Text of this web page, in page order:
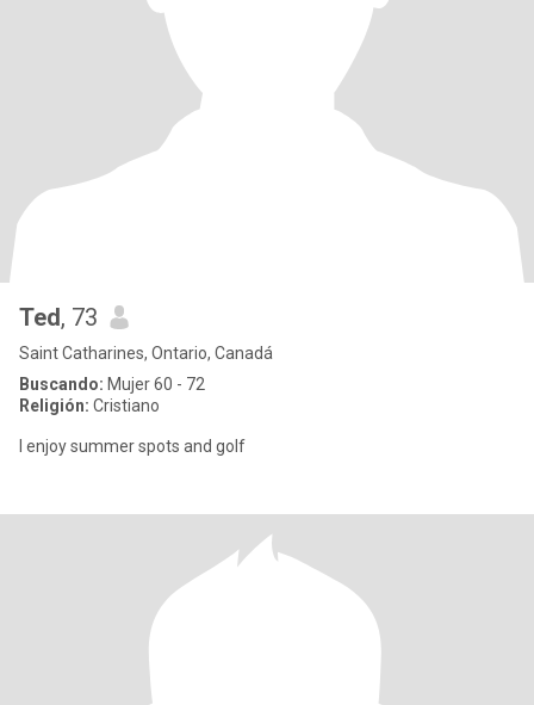
Ted, 73
Saint Catharines, Ontario, Canadá
Buscando: Mujer 60 - 72
Religión: Cristiano
I enjoy summer spots and golf